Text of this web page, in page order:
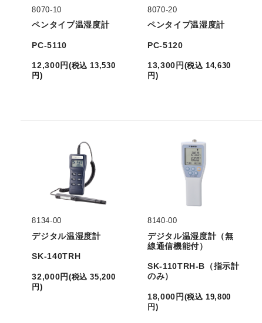
8070-10
ペンタイプ温湿度計
PC-5110
12,300円 (税込 13,530
円)
8070-20
ペンタイプ温湿度計
PC-5120
13,300 円 (税込 14,630
円 )
8134-00
デジタル温湿度計
SK-140TRH
32,000円 (税込 35,200
円)
8140-00
デジタル温湿度計（無
線通信機能付）
SK-110TRH-B（指示計
のみ）
18,000 円 (税込 19,800
円 )